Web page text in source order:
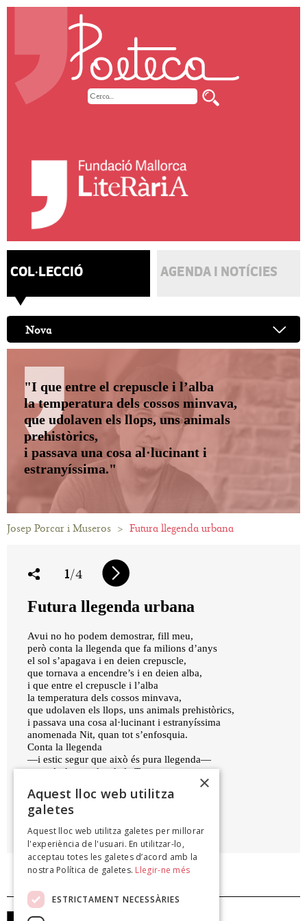
COL·LECCIÓ AGENDA I NOTÍCIES
Nova
"I que entre el crepuscle i l’alba
la temperatura dels cossos minvava,
que udolaven els llops, uns animals
prehistòrics,
i passava una cosa al·lucinant i
estranyíssima."
Josep Porcar i Museros > Futura llegenda urbana
1/4
Futura llegenda urbana
Avui no ho podem demostrar, fill meu,
però conta la llegenda que fa milions d’anys
el sol s’apagava i en deien crepuscle,
que tornava a encendre’s i en deien alba,
i que entre el crepuscle i l’alba
la temperatura dels cossos minvava,
que udolaven els llops, uns animals prehistòrics,
i passava una cosa al·lucinant i estranyíssima
anomenada Nit, quan tot s’enfosquia.
Conta la llegenda
—i estic segur que això és pura llegenda—
que, aleshores, des de la Terra,
Els estius, 2008
×
Aquest lloc web utilitza
galetes
Aquest lloc web utilitza galetes per millorar
l'experiència de l'usuari. En utilitzar-lo,
acceptau totes les galetes d’acord amb la
nostra Política de galetes. Llegir-ne més
ESTRICTAMENT NECESSÀRIES